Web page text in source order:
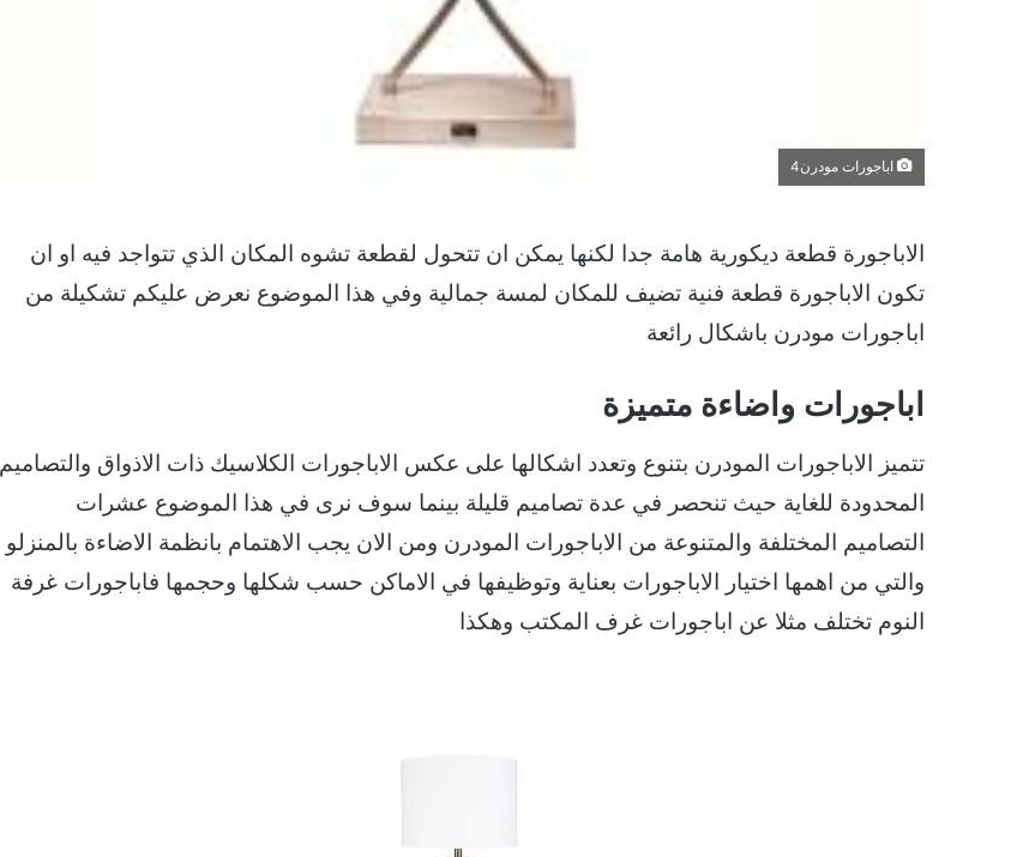
اباجورات مودرن4
الاباجورة قطعة ديكورية هامة جدا لكنها يمكن ان تتحول لقطعة تشوه المكان الذي تتواجد فيه او ان
تكون الاباجورة قطعة فنية تضيف للمكان لمسة جمالية وفي هذا الموضوع نعرض عليكم تشكيلة من
اباجورات مودرن باشكال رائعة
اباجورات واضاءة متميزة
تتميز الاباجورات المودرن بتنوع وتعدد اشكالها على عكس الاباجورات الكلاسيك ذات الاذواق والتصاميم
المحدودة للغاية حيث تنحصر في عدة تصاميم قليلة بينما سوف نرى في هذا الموضوع عشرات
التصاميم المختلفة والمتنوعة من الاباجورات المودرن ومن الان يجب الاهتمام بانظمة الاضاءة بالمنزلو
والتي من اهمها اختيار الاباجورات بعناية وتوظيفها في الاماكن حسب شكلها وحجمها فاباجورات غرفة
النوم تختلف مثلا عن اباجورات غرف المكتب وهكذا